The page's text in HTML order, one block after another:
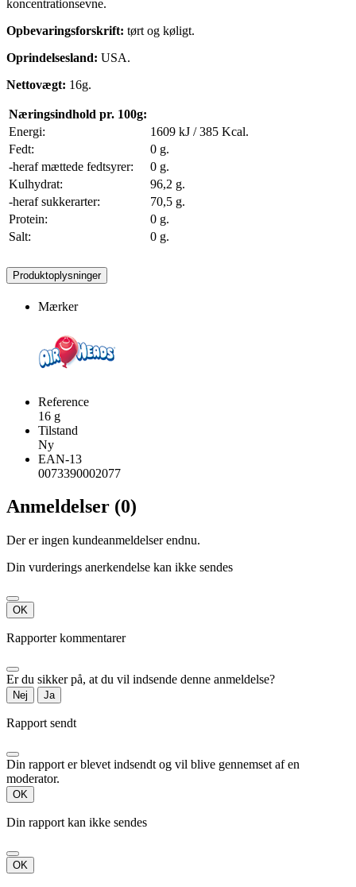
koncentrationsevne.
Opbevaringsforskrift: tørt og køligt.
Oprindelsesland: USA.
Nettovægt: 16g.
Næringsindhold pr. 100g:
Energi:
1609 kJ / 385 Kcal.
Fedt:
0 g.
-heraf mættede fedtsyrer:
0 g.
Kulhydrat:
96,2 g.
-heraf sukkerarter:
70,5 g.
Protein:
0 g.
Salt:
0 g.
Produktoplysninger
Mærker
Reference
16 g
Tilstand
Ny
EAN-13
0073390002077
Anmeldelser (0)
Der er ingen kundeanmeldelser endnu.
Din vurderings anerkendelse kan ikke sendes
OK
Rapporter kommentarer
Er du sikker på, at du vil indsende denne anmeldelse?
Nej Ja
Rapport sendt
Din rapport er blevet indsendt og vil blive gennemset af en
moderator.
OK
Din rapport kan ikke sendes
OK